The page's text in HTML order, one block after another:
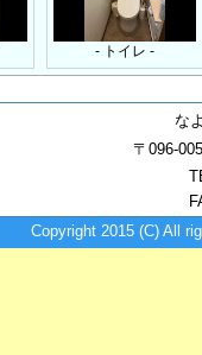
- トイレ -
な
〒096-
Copyright 2015 (C) All